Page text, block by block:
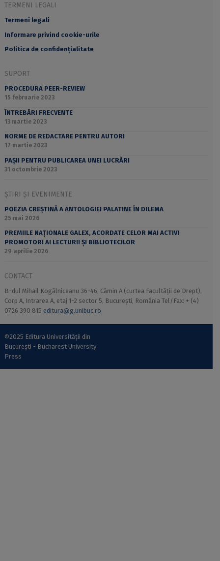
TERMENI LEGALI
Termeni legali
Informare privind cookie-urile
Politica de confidențialitate
SUPORT
PROCEDURA PEER-REVIEW
15 februarie 2023
ÎNTREBĂRI FRECVENTE
13 martie 2023
NORME DE REDACTARE PENTRU AUTORI
17 martie 2023
PAȘII PENTRU PUBLICAREA UNEI LUCRĂRI
31 octombrie 2023
ȘTIRI ȘI EVENIMENTE
POEZIA CREȘTINĂ A ANTOLOGIEI PALATINE ÎN DILEMA
25 mai 2026
PREMIILE NAȚIONALE GALEX, ACORDATE CELOR MAI ACTIVI
PROMOTORI AI LECTURII ȘI BIBLIOTECILOR
29 aprilie 2026
CONTACT
B-dul Mihail Kogălniceanu 36-46, Cămin A (curtea Facultății de Drept),
Corp A, Intrarea A, etaj 1-2 sector 5, București, România Tel/Fax: + (4)
0726 390 815 editura@g.unibuc.ro
©2025 Editura Universității din
București - Bucharest University
Press